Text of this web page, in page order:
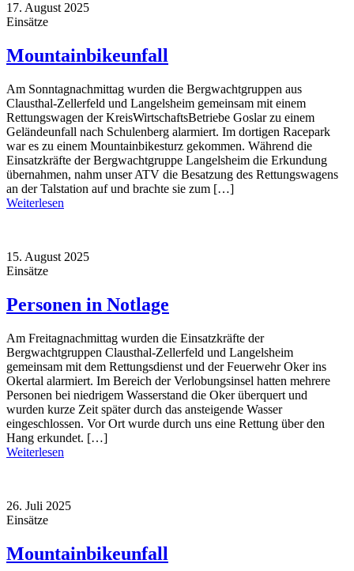
17. August 2025
Einsätze
Mountainbikeunfall
Am Sonntagnachmittag wurden die Bergwachtgruppen aus
Clausthal-Zellerfeld und Langelsheim gemeinsam mit einem
Rettungswagen der KreisWirtschaftsBetriebe Goslar zu einem
Geländeunfall nach Schulenberg alarmiert. Im dortigen Racepark
war es zu einem Mountainbikesturz gekommen. Während die
Einsatzkräfte der Bergwachtgruppe Langelsheim die Erkundung
übernahmen, nahm unser ATV die Besatzung des Rettungswagens
an der Talstation auf und brachte sie zum […]
Weiterlesen
15. August 2025
Einsätze
Personen in Notlage
Am Freitagnachmittag wurden die Einsatzkräfte der
Bergwachtgruppen Clausthal-Zellerfeld und Langelsheim
gemeinsam mit dem Rettungsdienst und der Feuerwehr Oker ins
Okertal alarmiert. Im Bereich der Verlobungsinsel hatten mehrere
Personen bei niedrigem Wasserstand die Oker überquert und
wurden kurze Zeit später durch das ansteigende Wasser
eingeschlossen. Vor Ort wurde durch uns eine Rettung über den
Hang erkundet. […]
Weiterlesen
26. Juli 2025
Einsätze
Mountainbikeunfall